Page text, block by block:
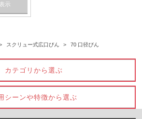
示
スクリュー式広口びん > 70 口径びん
カテゴリから選ぶ
シーンや特徴から選ぶ